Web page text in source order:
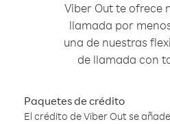
Viber Out te ofrece
llamada por
una de nuestras
de llamada con
Paquetes de crédito
El crédito de Viber Out se